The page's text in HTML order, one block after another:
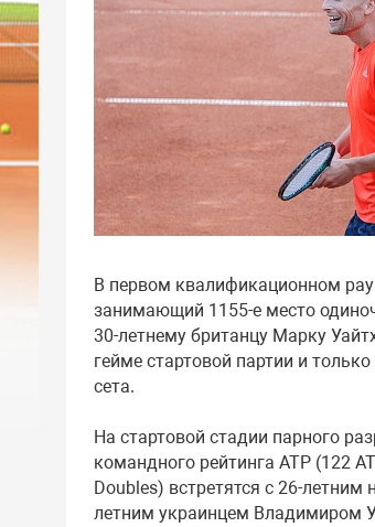
В первом квалификационном
занимающий 1155-е место
30-летнему британцу Марку
гейме стартовой партии и
сета.
На стартовой стадии парного
командного рейтинга ATP (122
Doubles) встретятся с 26-
летним украинцем Владимиром